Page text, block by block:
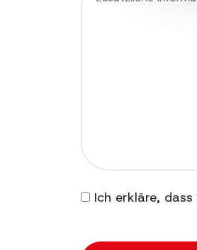
Ich erkläre,